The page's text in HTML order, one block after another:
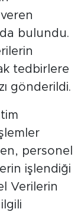
bulundu.
tedbirlere
gönderildi.
personel
işlendiği
Verilerin